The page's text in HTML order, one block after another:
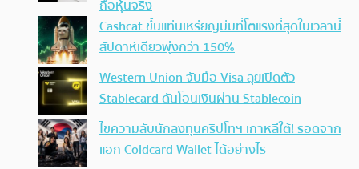
ถือหุ้นจริง
Cashcat ขึ้นแท่นเหรียญมีมที่โตแรงที่สุดในเวลานี้
สัปดาห์เดียวพุ่งกว่า 150%
Western Union จับมือ Visa ลุยเปิดตัว
Stablecard ดันโอนเงินผ่าน Stablecoin
ไขความลับนักลงทุนคริปโทฯ เกาหลีใต้! รอดจาก
แฮก Coldcard Wallet ได้อย่างไร